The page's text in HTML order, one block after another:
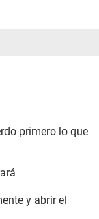
primero lo que
y abrir el